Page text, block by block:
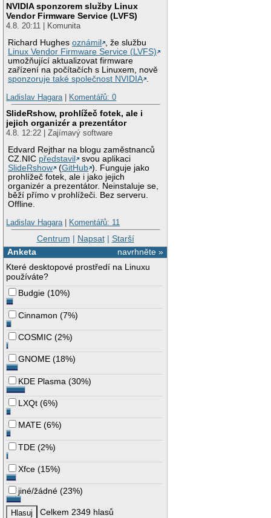
NVIDIA sponzorem služby Linux
Vendor Firmware Service (LVFS)
4.8. 20:11 | Komunita
Richard Hughesoznámil
, že službu
Linux Vendor Firmware Service (LVFS)
umožňující aktualizovat firmware
zařízení na počítačích s Linuxem, nově
sponzoruje také společnost NVIDIA .
Ladislav Hagara| Komentářů: 0
SlideRshow, prohlížeč fotek, ale i
jejich organizér a prezentátor
4.8. 12:22 | Zajímavý software
Edvard Rejthar na blogu zaměstnanců
CZ.NIC představil
svou aplikaci
SlideRshow
(GitHub ). Funguje jako
prohlížeč fotek, ale i jako jejich
organizér a prezentátor. Neinstaluje se,
běží přímo v prohlížeči. Bez serveru.
Offline.
Ladislav Hagara| Komentářů: 11
Centrum | Napsat| Starší
navrhněte »
Anketa
Které desktopové prostředí na Linuxu
používáte?
Budgie (10%)
Cinnamon (7%)
COSMIC (2%)
GNOME (18%)
KDE Plasma (30%)
LXQt (6%)
MATE (6%)
TDE (2%)
Xfce (15%)
jiné/žádné (23%)
Celkem 2349 hlasů